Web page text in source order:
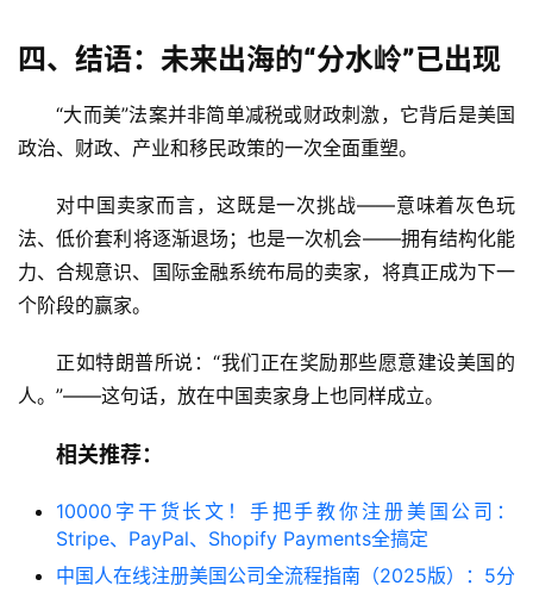
四、结语：未来出海的“分水岭”已出现
“大而美”法案并非简单减税或财政刺激，它背后是美国
政治、财政、产业和移民政策的一次全面重塑。
对中国卖家而言，这既是一次挑战——意味着灰色玩
法、低价套利将逐渐退场；也是一次机会——拥有结构化能
力、合规意识、国际金融系统布局的卖家，将真正成为下一
个阶段的赢家。
正如特朗普所说：“我们正在奖励那些愿意建设美国的
人。”——这句话，放在中国卖家身上也同样成立。
相关推荐：
10000字干货长文！手把手教你注册美国公司：
Stripe、PayPal、Shopify Payments全搞定
中国人在线注册美国公司全流程指南（2025版）：5分